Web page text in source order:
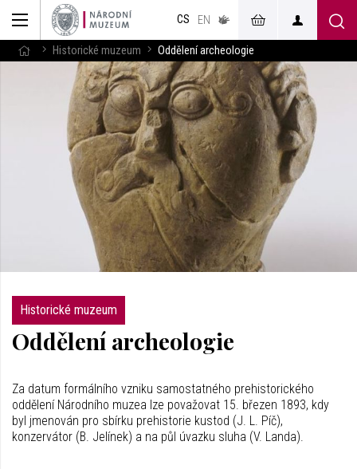
CS EN
v českém
jazyce
Historické muzeum Oddělení archeologie
Historické muzeum
Oddělení archeologie
Za datum formálního vzniku samostatného prehistorického
oddělení Národního muzea lze považovat 15. březen 1893, kdy
byl jmenován pro sbírku prehistorie kustod (J. L. Píč),
konzervátor (B. Jelínek) a na půl úvazku sluha (V. Landa).